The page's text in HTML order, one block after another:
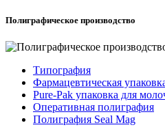
Полиграфическое производство
Типография
Фармацевтическая
Pure-Pak упаковка для
Оперативная полиграфия
Полиграфия Seal Mag